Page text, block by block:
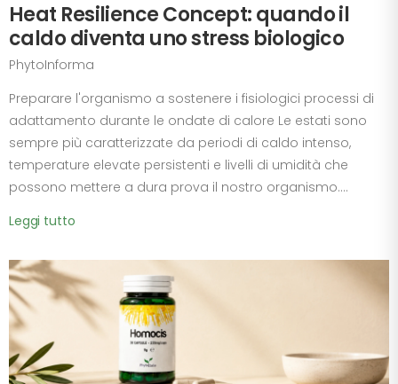
Heat Resilience Concept: quando il
caldo diventa uno stress biologico
PhytoInforma
Preparare l'organismo a sostenere i fisiologici processi di
adattamento durante le ondate di calore Le estati sono
sempre più caratterizzate da periodi di caldo intenso,
temperature elevate persistenti e livelli di umidità che
possono mettere a dura prova il nostro organismo....
Leggi tutto